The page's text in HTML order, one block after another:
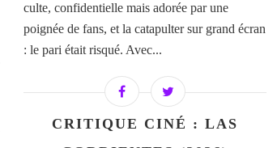
culte, confidentielle mais adorée par une
poignée de fans, et la catapulter sur grand écran
: le pari était risqué. Avec...
CRITIQUE CINÉ : LAS